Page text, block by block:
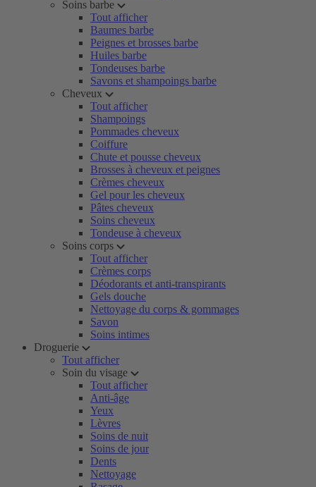
Soins barbe
Tout afficher
Baumes barbe
Peignes et brosses barbe
Huiles barbe
Tondeuses barbe
Savons et shampoings barbe
Cheveux
Tout afficher
Shampoings
Pommades cheveux
Coiffure
Chute et pousse cheveux
Brosses à cheveux et peignes
Crèmes cheveux
Gel pour les cheveux
Pâtes cheveux
Soins cheveux
Tondeuse à cheveux
Soins corps
Tout afficher
Crèmes corps
Déodorants et anti-transpirants
Gels douche
Nettoyage du corps & gommages
Savon
Soins intimes
Droguerie
Tout afficher
Soin du visage
Tout afficher
Anti-âge
Yeux
Lèvres
Soins de nuit
Soins de jour
Dents
Nettoyage